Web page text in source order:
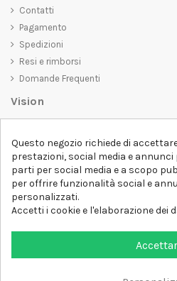
Contatti
Pagamento
Spedizioni
Resi e rimborsi
Domande Frequenti
Vision
belli da vedere, ma che trasmettano
Che siate alla ricerca di una t-shirt
comoda e accogliente o di un
qualcosa per tutti.
Follow us
Questo negozio richiede di
prestazioni, social media e
parti per social media e a scopo
per offrire funzionalità social e
personalizzati.
Accetti i cookie e l'elaborazione dei